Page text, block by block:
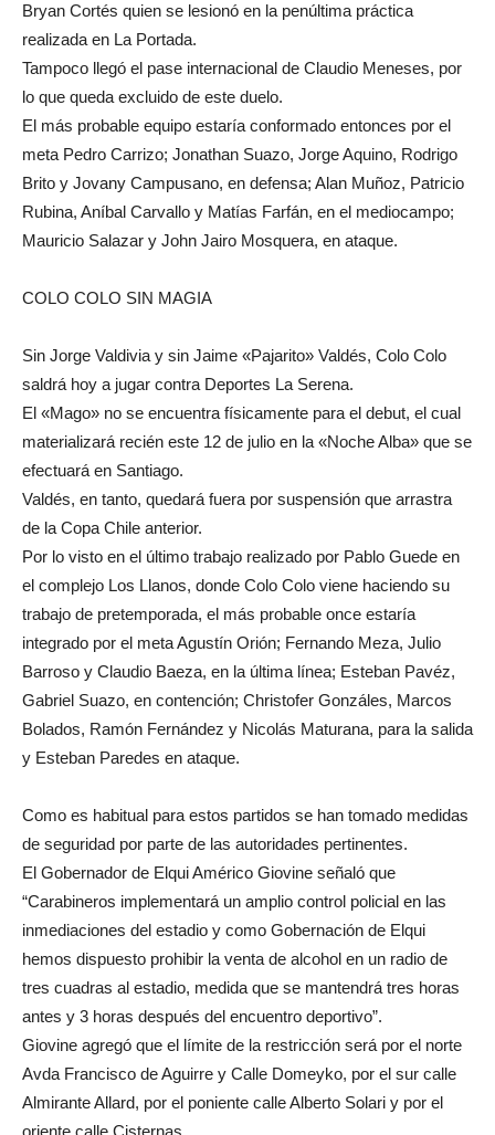
Bryan Cortés quien se lesionó en la penúltima práctica
realizada en La Portada.
Tampoco llegó el pase internacional de Claudio Meneses, por
lo que queda excluido de este duelo.
El más probable equipo estaría conformado entonces por el
meta Pedro Carrizo; Jonathan Suazo, Jorge Aquino, Rodrigo
Brito y Jovany Campusano, en defensa; Alan Muñoz, Patricio
Rubina, Aníbal Carvallo y Matías Farfán, en el mediocampo;
Mauricio Salazar y John Jairo Mosquera, en ataque.
COLO COLO SIN MAGIA
Sin Jorge Valdivia y sin Jaime «Pajarito» Valdés, Colo Colo
saldrá hoy a jugar contra Deportes La Serena.
El «Mago» no se encuentra físicamente para el debut, el cual
materializará recién este 12 de julio en la «Noche Alba» que se
efectuará en Santiago.
Valdés, en tanto, quedará fuera por suspensión que arrastra
de la Copa Chile anterior.
Por lo visto en el último trabajo realizado por Pablo Guede en
el complejo Los Llanos, donde Colo Colo viene haciendo su
trabajo de pretemporada, el más probable once estaría
integrado por el meta Agustín Orión; Fernando Meza, Julio
Barroso y Claudio Baeza, en la última línea; Esteban Pavéz,
Gabriel Suazo, en contención; Christofer Gonzáles, Marcos
Bolados, Ramón Fernández y Nicolás Maturana, para la salida
y Esteban Paredes en ataque.
Como es habitual para estos partidos se han tomado medidas
de seguridad por parte de las autoridades pertinentes.
El Gobernador de Elqui Américo Giovine señaló que
“Carabineros implementará un amplio control policial en las
inmediaciones del estadio y como Gobernación de Elqui
hemos dispuesto prohibir la venta de alcohol en un radio de
tres cuadras al estadio, medida que se mantendrá tres horas
antes y 3 horas después del encuentro deportivo”.
Giovine agregó que el límite de la restricción será por el norte
Avda Francisco de Aguirre y Calle Domeyko, por el sur calle
Almirante Allard, por el poniente calle Alberto Solari y por el
oriente calle Cisternas.